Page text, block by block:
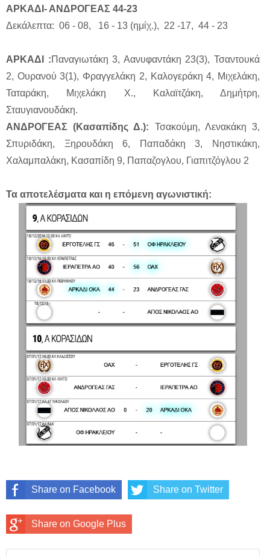
ΑΡΚΑΔΙ- ΑΝΔΡΟΓΕΑΣ 44-23
Δεκάλεπτα: 06 - 08, 16 - 13 (ημίχ.), 22 -17, 44 - 23
ΑΡΚΑΔΙ :Παναγιωτάκη 3, Αανυφαντάκη 23(3), Τσαντουκά
2, Ουρανού 3(1), Φραγγελάκη 2, Καλογεράκη 4, Μιχελάκη,
Ταταράκη, Μιχελάκη Χ., Καλαϊτζάκη, Δημήτρη,
Σταυγιανουδάκη.
ΑΝΔΡΟΓΕΑΣ (Κασαπίδης Δ.): Τσακούμη, Λενακάκη 3,
Σπυριδάκη, Ξηρουδάκη 6, Παπαδάκη 3, Νηστικάκη,
Χαλαμπαλάκη, Κασαπίδη 9, Παπαζογλου, Γιαπιτζόγλου 2
Τα αποτελέσματα και η επόμενη αγωνιστική:
Share on Facebook Share on Twitter
Share on Google Plus